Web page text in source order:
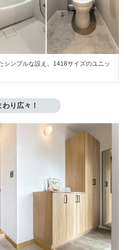
シンプルな設え。1418サイズのユニッ
り広々！